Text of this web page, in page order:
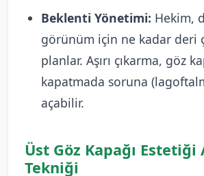
Beklenti Yönetimi: Hekim,
görünüm için ne kadar deri
planlar. Aşırı çıkarma, göz
kapatmada soruna
açabilir.
Üst Göz Kapağı
Tekniği